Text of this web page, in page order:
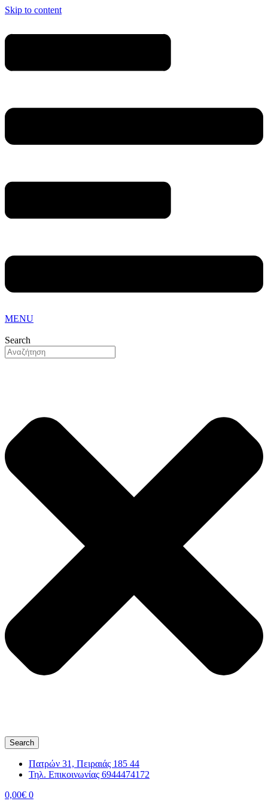
Skip to content
MENU
Search
Search
Πατρών 31, Πειραιάς 185 44
Τηλ. Επικοινωνίας 6944474172
0,00€ 0